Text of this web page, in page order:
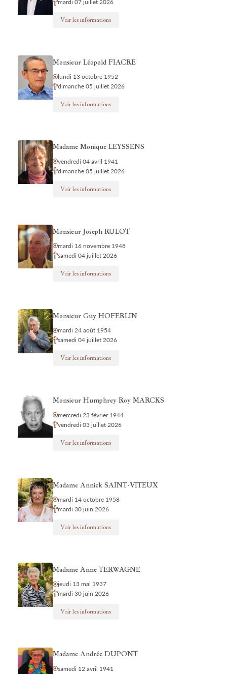
mardi 07 juillet 2026
Voir les informations
Monsieur Léopold FIACRE
lundi 13 octobre 1952
dimanche 05 juillet 2026
Voir les informations
Madame Monique LEYSSENS
vendredi 04 avril 1941
dimanche 05 juillet 2026
Voir les informations
Monsieur Joseph RULOT
mardi 16 novembre 1948
samedi 04 juillet 2026
Voir les informations
Monsieur Guy HOFERLIN
mardi 24 août 1954
samedi 04 juillet 2026
Voir les informations
Monsieur Humphrey Roy MARCKS
mercredi 23 février 1944
vendredi 03 juillet 2026
Voir les informations
Madame Annick SAINT-VITEUX
mardi 14 octobre 1958
mardi 30 juin 2026
Voir les informations
Madame Anne TERWAGNE
jeudi 13 mai 1937
mardi 30 juin 2026
Voir les informations
Madame Andrée DUPONT
samedi 12 avril 1941